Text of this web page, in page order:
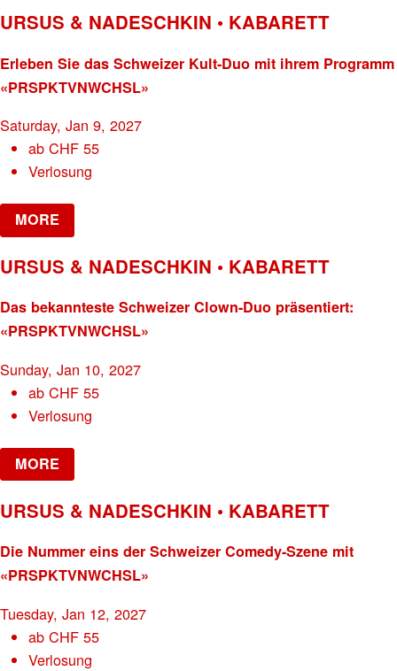
URSUS & NADESCHKIN • KABARETT
Erleben Sie das Schweizer Kult-Duo mit ihrem Programm
«PRSPKTVNWCHSL»
Saturday, Jan 9, 2027
abCHF 55
Verlosung
MORE
URSUS & NADESCHKIN • KABARETT
Das bekannteste Schweizer Clown-Duo präsentiert:
«PRSPKTVNWCHSL»
Sunday, Jan 10, 2027
abCHF 55
Verlosung
MORE
URSUS & NADESCHKIN • KABARETT
Die Nummer eins der Schweizer Comedy-Szene mit
«PRSPKTVNWCHSL»
Tuesday, Jan 12, 2027
abCHF 55
Verlosung